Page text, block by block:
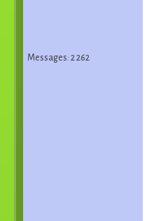
Messages: 2 262